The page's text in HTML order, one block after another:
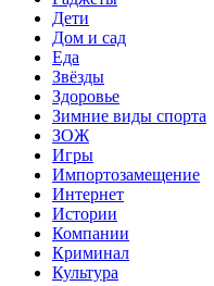
Дети
Дом и сад
Еда
Звёзды
Здоровье
Зимние виды спорта
ЗОЖ
Игры
Импортозамещение
Интернет
Истории
Компании
Криминал
Культура